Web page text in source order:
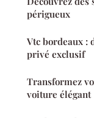
périgueux
Vtc bordeaux :
privé exclusif
Transformez
voiture élégant